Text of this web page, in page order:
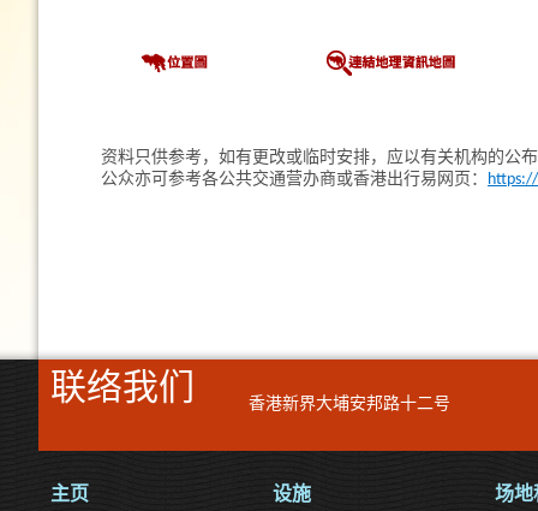
资料只供参考，如有更改或临时安排，应以有关机构的公
公众亦可参考各公共交通营办商或香港出行易网页：
联络我们 香港新界大埔安邦路十二号
主页
设施 场地